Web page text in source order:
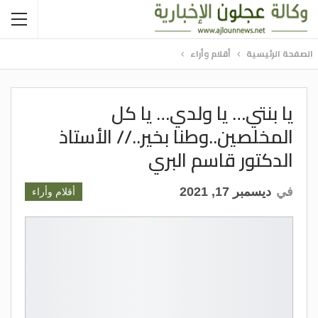
الصفحة الرئيسية أقلام وأراء
يا بنتي… يا ولدي… يا كل
المخلصين..وطنا بخير..// الأستاذ
الدكتور قاسم البري
أقلام وأراء في ديسمبر 17, 2021